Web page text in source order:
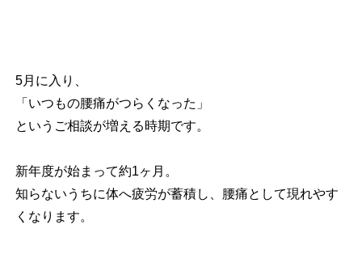
5月に入り、
「いつもの腰痛がつらくなった」
というご相談が増える時期です。
新年度が始まって約1ヶ月。
知らないうちに体へ疲労が蓄積し、腰痛として現れやす
くなります。